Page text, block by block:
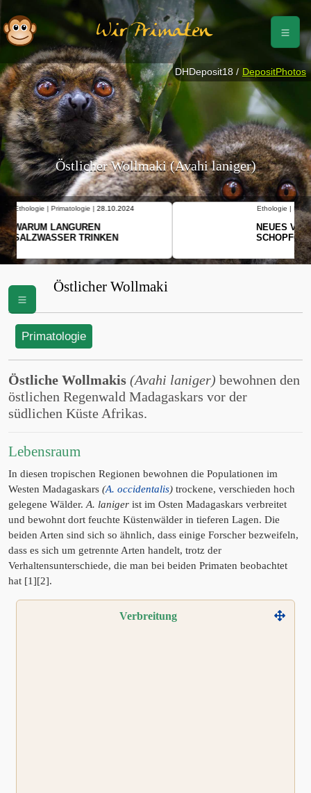
Wir Primaten
Östlicher Wollmaki (Avahi laniger)
Ethologie | Primatologie |
SCHOPFGIBBONS UND IHRER
DHDeposit18 / DepositPhotos
Östlicher Wollmaki
Primatologie
Östliche Wollmakis (Avahi laniger) bewohnen den
östlichen Regenwald Madagaskars vor der
südlichen Küste Afrikas.
Lebensraum
In diesen tropischen Regionen bewohnen die Populationen im
Westen Madagaskars (A. occidentalis) trockene, verschieden hoch
gelegene Wälder. A. laniger ist im Osten Madagaskars verbreitet
und bewohnt dort feuchte Küstenwälder in tieferen Lagen. Die
beiden Arten sind sich so ähnlich, dass einige Forscher bezweifeln,
dass es sich um getrennte Arten handelt, trotz der
Verhaltensunterschiede, die man bei beiden Primaten beobachtet
hat [1][2].
Verbreitung